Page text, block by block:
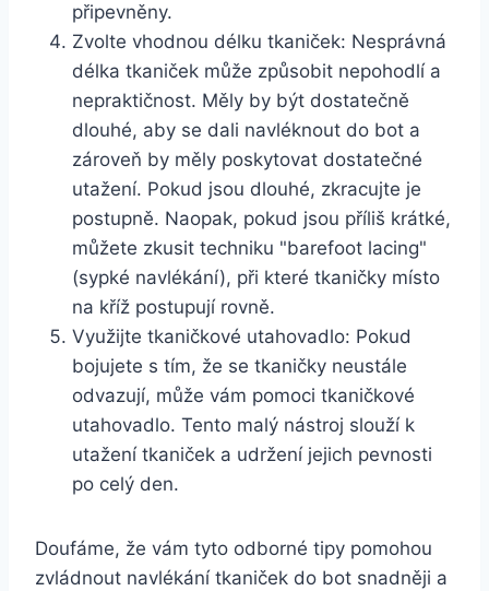
připevněny.
Zvolte vhodnou délku tkaniček: Nesprávná
délka tkaniček může způsobit‍ nepohodlí a
nepraktičnost. Měly by být ​dostatečně
dlouhé, aby se ‍dali navléknout do ‍bot a
zároveň by měly‌ poskytovat dostatečné
utažení. Pokud‌ jsou​ dlouhé, zkracujte je
postupně. Naopak, pokud jsou příliš krátké,
můžete zkusit techniku "barefoot lacing" ⁤
(sypké navlékání),⁣ při ⁤které tkaničky místo
na kříž postupují rovně.
Využijte tkaničkové utahovadlo: Pokud
bojujete s tím, že se tkaničky neustále
odvazují, může ​vám pomoci ‌tkaničkové
utahovadlo. Tento malý nástroj slouží k
utažení ⁢tkaniček a udržení jejich pevnosti
po celý den.
Doufáme, že ⁣vám tyto odborné tipy pomohou
zvládnout navlékání tkaniček do bot snadněji a